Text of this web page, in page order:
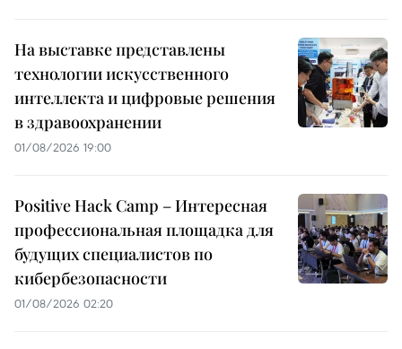
На выставке представлены
технологии искусственного
интеллекта и цифровые решения
в здравоохранении
01/08/2026 19:00
Positive Hack Camp – Интересная
профессиональная площадка для
будущих специалистов по
кибербезопасности
01/08/2026 02:20